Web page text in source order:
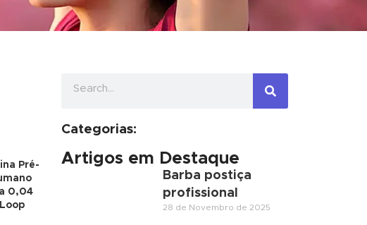
Pré-
0,04
Categorias:
Artigos em Destaque
Barba postiça
profissional
28 de Novembro de 2025